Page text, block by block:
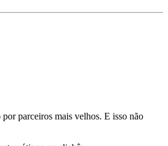
parceiros mais velhos. E isso não